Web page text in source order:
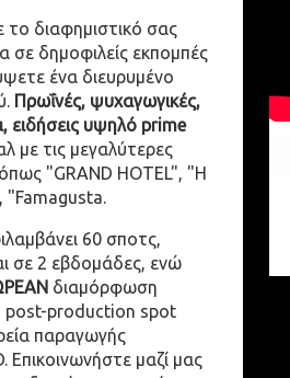
διαφημιστικό σας
σε δημοφιλείς εκπομπές
ένα διευρυμένο
Πρωΐνές, ψυχαγωγικές,
ειδήσεις υψηλό prime
με τις μεγαλύτερες
"GRAND HOTEL", "Η
"Famagusta.
60 σποτς,
σε 2 εβδομάδες, ενώ
διαμόρφωση
post-production spot
παραγωγής
Επικοινωνήστε μαζί μας